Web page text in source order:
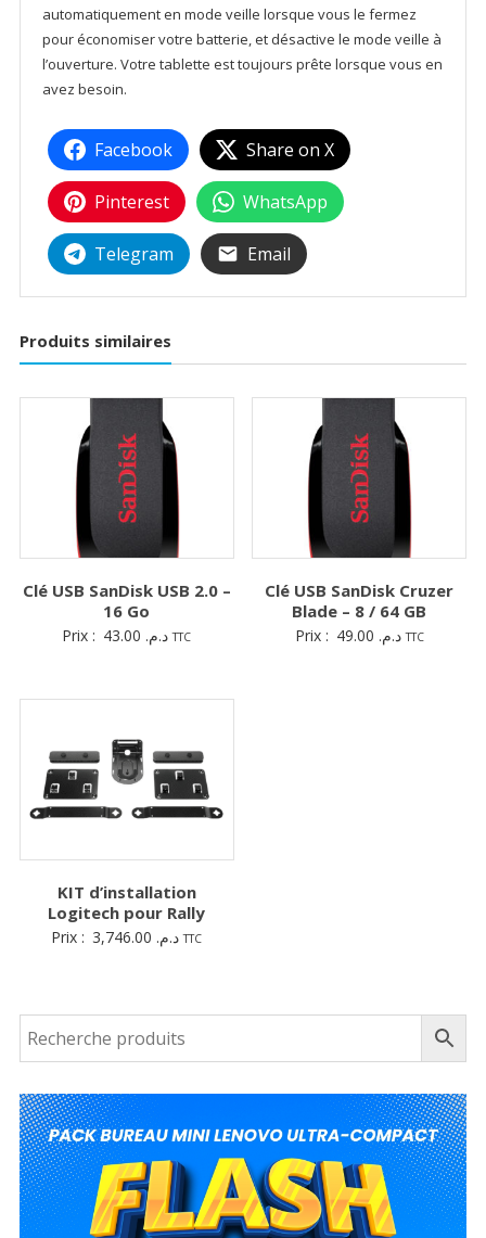
automatiquement en mode veille lorsque vous le fermez
pour économiser votre batterie, et désactive le mode veille à
l’ouverture. Votre tablette est toujours prête lorsque vous en
avez besoin.
Facebook Share on X
Pinterest WhatsApp
Telegram Email
Produits similaires
Clé USB SanDisk USB 2.0 –
16 Go
Prix : د.م. TTC
Clé USB SanDisk Cruzer
Blade – 8 / 64 GB
Prix : د.م. TTC
KIT d’installation
Logitech pour Rally
Prix : د.م. TTC